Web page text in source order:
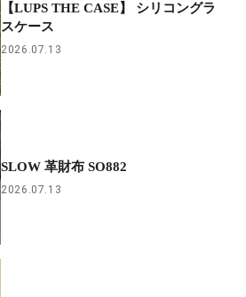
【LUPS THE CASE】 シリコングラ
スケース
2026.07.13
SLOW 革財布 SO882
2026.07.13